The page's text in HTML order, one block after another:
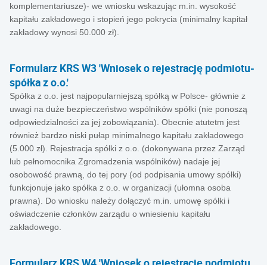
komplementariusze)- we wniosku wskazując m.in. wysokość
kapitału zakładowego i stopień jego pokrycia (minimalny kapitał
zakładowy wynosi 50.000 zł).
Formularz KRS W3 'Wniosek o rejestrację podmiotu-
spółka z o.o.'
Spółka z o.o. jest najpopularniejszą spółką w Polsce- głównie z
uwagi na duże bezpieczeństwo wspólników spółki (nie ponoszą
odpowiedzialności za jej zobowiązania). Obecnie atutetm jest
również bardzo niski pułap minimalnego kapitału zakładowego
(5.000 zł). Rejestracja spółki z o.o. (dokonywana przez Zarząd
lub pełnomocnika Zgromadzenia wspólników) nadaje jej
osobowość prawną, do tej pory (od podpisania umowy spółki)
funkcjonuje jako spółka z o.o. w organizacji (ułomna osoba
prawna). Do wniosku należy dołączyć m.in. umowę spółki i
oświadczenie członków zarządu o wniesieniu kapitału
zakładowego.